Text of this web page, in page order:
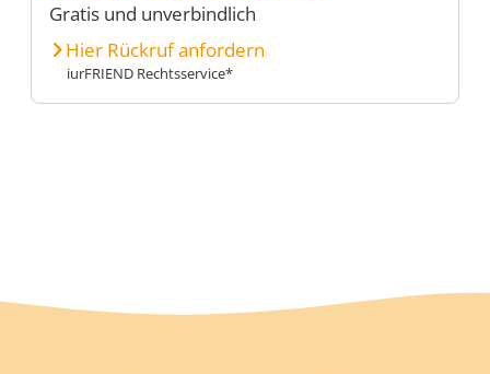
Gratis und unverbindlich
Hier Rückruf anfordern
iurFRIEND Rechtsservice*